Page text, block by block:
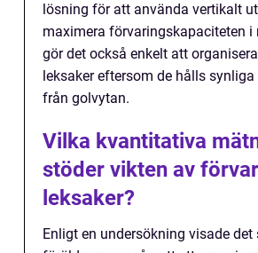
lösning för att använda vertikalt
maximera förvaringskapaciteten i
gör det också enkelt att
leksaker eftersom de hålls
från golvytan.
Vilka kvantitativa
stöder vikten av
leksaker?
Enligt en undersökning visade det